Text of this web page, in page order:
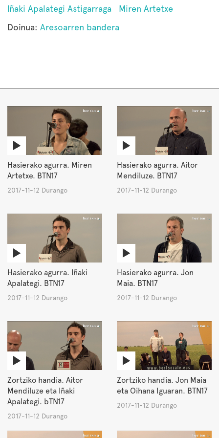
Iñaki Apalategi Astigarraga
Miren Artetxe
Doinua: Aresoarren bandera
Hasierako agurra. Miren
Artetxe. BTN17
2017-11-12 Durango
Hasierako agurra. Aitor
Mendiluze. BTN17
2017-11-12 Durango
Hasierako agurra. Iñaki
Apalategi. BTN17
2017-11-12 Durango
Hasierako agurra. Jon
Maia. BTN17
2017-11-12 Durango
Zortziko handia. Aitor
Mendiluze eta Iñaki
Apalategi. bTN17
2017-11-12 Durango
Zortziko handia. Jon Maia
eta Oihana Iguaran. BTN17
2017-11-12 Durango